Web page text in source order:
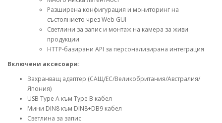
Разширена конфигурация и мониторинг на
състоянието чрез Web GUI
Светлини за запис и монтаж на камера за живи
продукции
HTTP-базирани API за персонализирана интеграция
Включени аксесоари:
Захранващ адаптер (САЩ/ЕС/Великобритания/Австралия/
Япония)
USB Type A към Type B кабел
Мини DIN8 към DIN8+DB9 кабел
Светлина за запис